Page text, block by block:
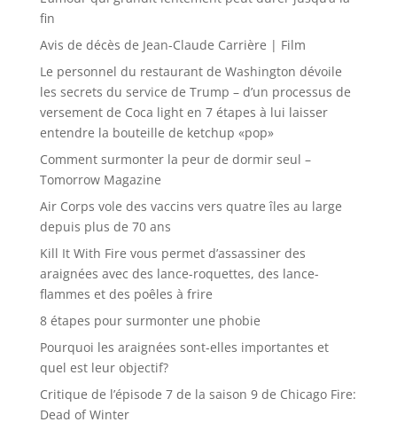
fin
Avis de décès de Jean-Claude Carrière | Film
Le personnel du restaurant de Washington dévoile
les secrets du service de Trump – d’un processus de
versement de Coca light en 7 étapes à lui laisser
entendre la bouteille de ketchup «pop»
Comment surmonter la peur de dormir seul –
Tomorrow Magazine
Air Corps vole des vaccins vers quatre îles au large
depuis plus de 70 ans
Kill It With Fire vous permet d’assassiner des
araignées avec des lance-roquettes, des lance-
flammes et des poêles à frire
8 étapes pour surmonter une phobie
Pourquoi les araignées sont-elles importantes et
quel est leur objectif?
Critique de l’épisode 7 de la saison 9 de Chicago Fire:
Dead of Winter